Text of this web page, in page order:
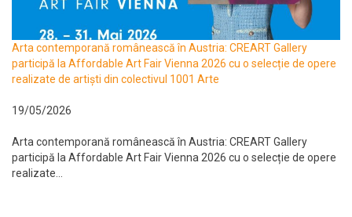
Arta contemporană românească în Austria: CREART Gallery
participă la Affordable Art Fair Vienna 2026 cu o selecție de opere
realizate de artiști din colectivul 1001 Arte
19/05/2026
Arta contemporană românească în Austria: CREART Gallery
participă la Affordable Art Fair Vienna 2026 cu o selecție de opere
realizate...